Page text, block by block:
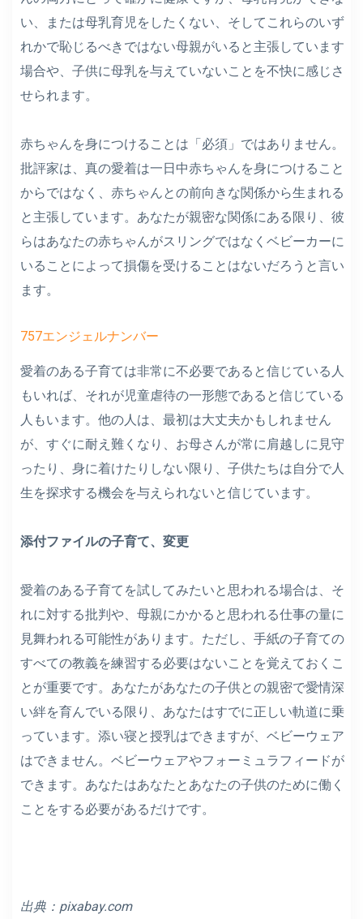
い、または母乳育児をしたくない、そしてこれらのいず
れかで恥じるべきではない母親がいると主張しています
場合や、子供に母乳を与えていないことを不快に感じさ
せられます。
赤ちゃんを身につけることは「必須」ではありません。
批評家は、真の愛着は一日中赤ちゃんを身につけること
からではなく、赤ちゃんとの前向きな関係から生まれる
と主張しています。あなたが親密な関係にある限り、彼
らはあなたの赤ちゃんがスリングではなくベビーカーに
いることによって損傷を受けることはないだろうと言い
ます。
757エンジェルナンバー
愛着のある子育ては非常に不必要であると信じている人
もいれば、それが児童虐待の一形態であると信じている
人もいます。他の人は、最初は大丈夫かもしれません
が、すぐに耐え難くなり、お母さんが常に肩越しに見守
ったり、身に着けたりしない限り、子供たちは自分で人
生を探求する機会を与えられないと信じています。
添付ファイルの子育て、変更
愛着のある子育てを試してみたいと思われる場合は、そ
れに対する批判や、母親にかかると思われる仕事の量に
見舞われる可能性があります。ただし、手紙の子育ての
すべての教義を練習する必要はないことを覚えておくこ
とが重要です。あなたがあなたの子供との親密で愛情深
い絆を育んでいる限り、あなたはすでに正しい軌道に乗
っています。添い寝と授乳はできますが、ベビーウェア
はできません。ベビーウェアやフォーミュラフィードが
できます。あなたはあなたとあなたの子供のために働く
ことをする必要があるだけです。
出典： pixabay.com